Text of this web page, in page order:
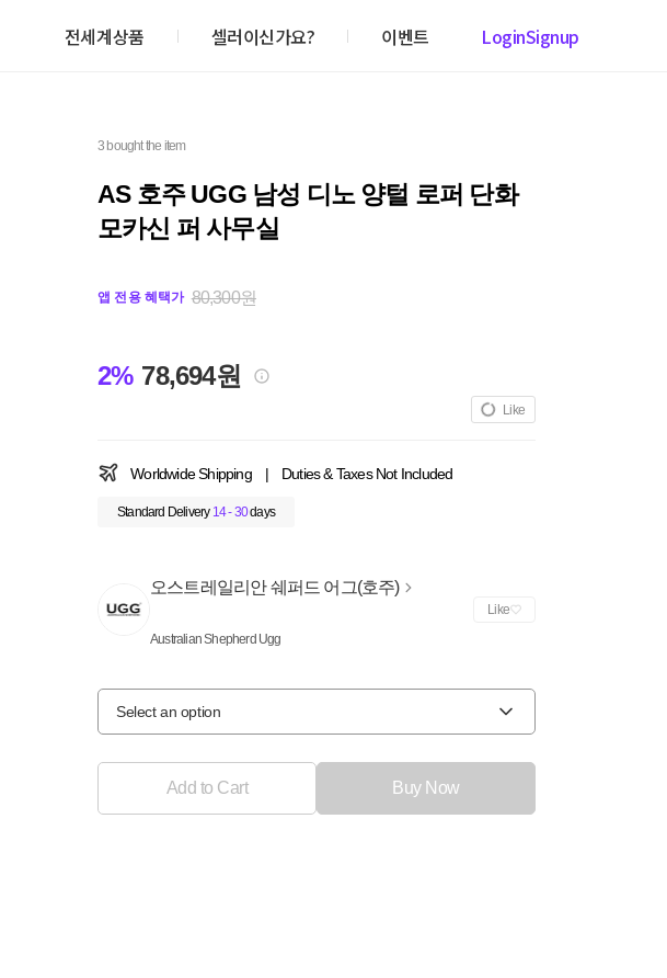
전세계상품 셀러이신가요? 이벤트 LoginSignup
3 bought the item
AS 호주 UGG 남성 디노 양털 로퍼 단화
모카신 퍼 사무실
앱 전용 혜택가 80,300원
2% 78,694원
Like
Worldwide Shipping | Duties & Taxes Not Included
Standard Delivery 14 - 30days
오스트레일리안 쉐퍼드 어그(호주)
Australian Shepherd Ugg
Like
Select an option
Add to Cart Buy Now